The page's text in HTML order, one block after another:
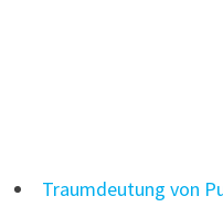
Traumdeutung von